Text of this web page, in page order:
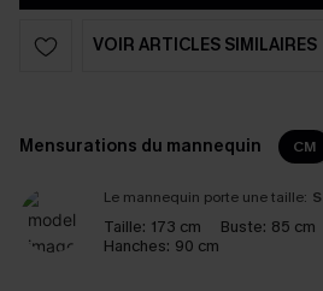
VOIR ARTICLES SIMILAIRES
Mensurations du mannequin CM
Le mannequin porte une taille: S
Taille: 173 cm Buste: 85 cm
Hanches: 90 cm